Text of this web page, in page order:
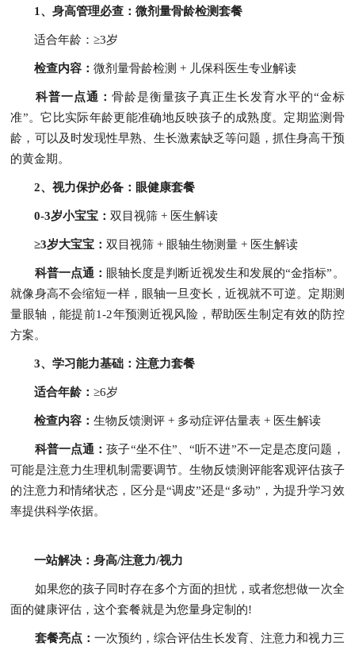
1、身高管理必查：微剂量骨龄检测套餐
适合年龄：≥3岁
检查内容：微剂量骨龄检测 + 儿保科医生专业解读
科普一点通： 骨龄是衡量孩子真正生长发育水平的“金标
准”。它比实际年龄更能准确地反映孩子的成熟度。定期监测骨
龄，可以及时发现性早熟、生长激素缺乏等问题，抓住身高干预
的黄金期。
2、视力保护必备：眼健康套餐
0-3岁小宝宝：双目视筛 + 医生解读
≥3岁大宝宝：双目视筛 + 眼轴生物测量 + 医生解读
科普一点通： 眼轴长度是判断近视发生和发展的“金指标”。
就像身高不会缩短一样，眼轴一旦变长，近视就不可逆。定期测
量眼轴，能提前1-2年预测近视风险，帮助医生制定有效的防控
方案。
3、学习能力基础：注意力套餐
适合年龄：≥6岁
检查内容：生物反馈测评 + 多动症评估量表 + 医生解读
科普一点通：孩子“坐不住”、“听不进”不一定是态度问题，
可能是注意力生理机制需要调节。生物反馈测评能客观评估孩子
的注意力和情绪状态，区分是“调皮”还是“多动”，为提升学习效
率提供科学依据。
一站解决：身高/注意力/视力
如果您的孩子同时存在多个方面的担忧，或者您想做一次全
面的健康评估，这个套餐就是为您量身定制的!
套餐亮点： 一次预约，综合评估生长发育、注意力和视力三